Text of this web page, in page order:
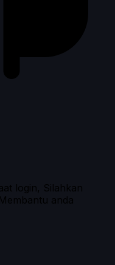
login, Silahkan
anda